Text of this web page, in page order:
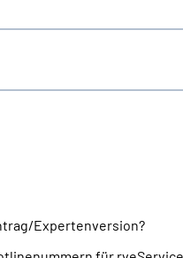
Expertenversion?